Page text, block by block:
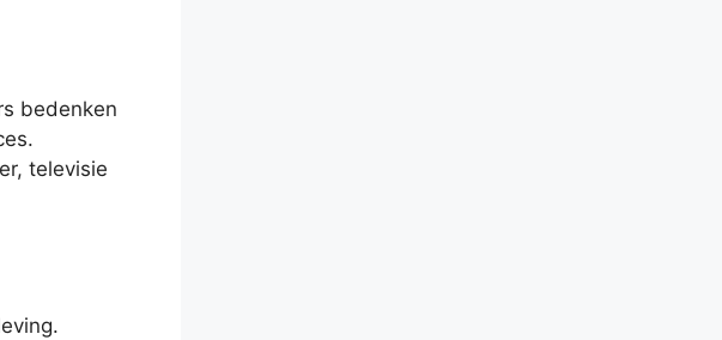
bedenken
televisie